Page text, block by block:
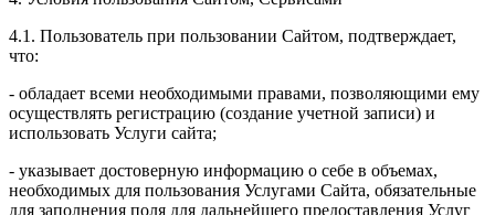
4.1. Пользователь при пользовании Сайтом, подтверждает,
что:
- обладает всеми необходимыми правами, позволяющими ему
осуществлять регистрацию (создание учетной записи) и
использовать Услуги сайта;
- указывает достоверную информацию о себе в объемах,
необходимых для пользования Услугами Сайта, обязательные
для заполнения поля для дальнейшего предоставления Услуг